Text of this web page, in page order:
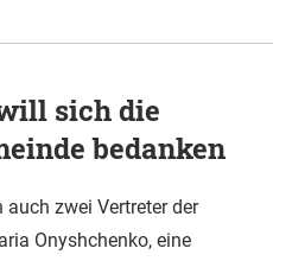
sich die
bedanken
zwei Vertreter der
Onyshchenko, eine